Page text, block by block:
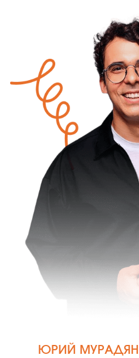
ЮРИЙ МУРАДЯН